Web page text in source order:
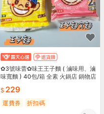
✿3號味蕾✿味王王子麵 ( 滷味用、滷
味寬麵 ) 40包/箱 全素 火鍋店 鍋物店
229
運費券
折扣碼